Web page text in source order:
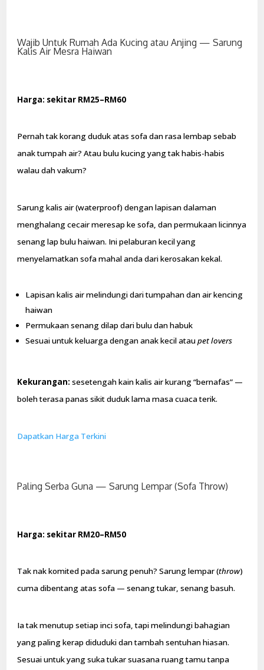
Wajib Untuk Rumah Ada Kucing atau Anjing — Sarung
Kalis Air Mesra Haiwan
Harga: sekitar RM25–RM60
Pernah tak korang duduk atas sofa dan rasa lembap sebab
anak tumpah air? Atau bulu kucing yang tak habis-habis
walau dah vakum?
Sarung kalis air (waterproof) dengan lapisan dalaman
menghalang cecair meresap ke sofa, dan permukaan licinnya
senang lap bulu haiwan. Ini pelaburan kecil yang
menyelamatkan sofa mahal anda dari kerosakan kekal.
Lapisan kalis air melindungi dari tumpahan dan air kencing
haiwan
Permukaan senang dilap dari bulu dan habuk
Sesuai untuk keluarga dengan anak kecil atau pet lovers
Kekurangan: sesetengah kain kalis air kurang “bernafas” —
boleh terasa panas sikit duduk lama masa cuaca terik.
Dapatkan Harga Terkini
Paling Serba Guna — Sarung Lempar (Sofa Throw)
Harga: sekitar RM20–RM50
Tak nak komited pada sarung penuh? Sarung lempar (throw)
cuma dibentang atas sofa — senang tukar, senang basuh.
Ia tak menutup setiap inci sofa, tapi melindungi bahagian
yang paling kerap diduduki dan tambah sentuhan hiasan.
Sesuai untuk yang suka tukar suasana ruang tamu tanpa